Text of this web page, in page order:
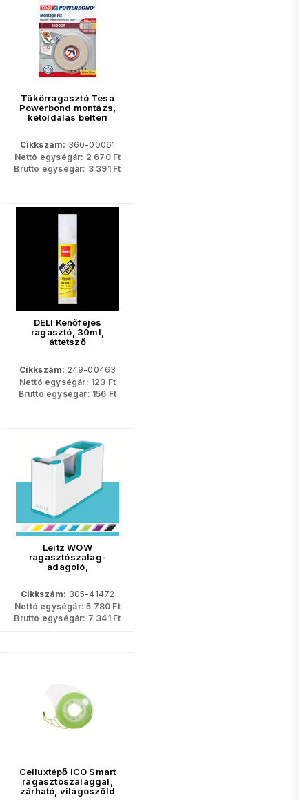
Tükörragasztó Tesa
Powerbond montázs,
kétoldalas beltéri
Cikkszám: 360-00061
Nettó egységár: 2 670Ft
Bruttó egységár: 3 391Ft
DELI Kenőfejes
ragasztó, 30ml,
áttetsző
Cikkszám: 249-00463
Nettó egységár: 123 Ft
Bruttó egységár: 156 Ft
Leitz WOW
ragasztószalag-
adagoló,
ragasztószalaggal,
Cikkszám: 305-41472
Nettó egységár: 5 780 Ft
Bruttó egységár: 7 341Ft
Celluxtépő ICO Smart
ragasztószalaggal,
zárható, világoszöld